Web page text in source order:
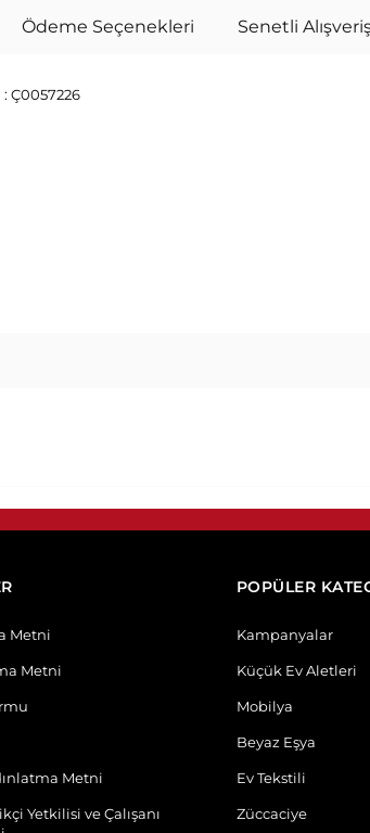
Ödeme Seçenekleri Senetli Alışveriş
: Ç0057226
Metni
Metni
Metni
Yetkilisi ve Çalışanı
POPÜLER
Kampanyalar
Küçük Ev Aletleri
Mobilya
Beyaz Eşya
Ev Tekstili
Züccaciye